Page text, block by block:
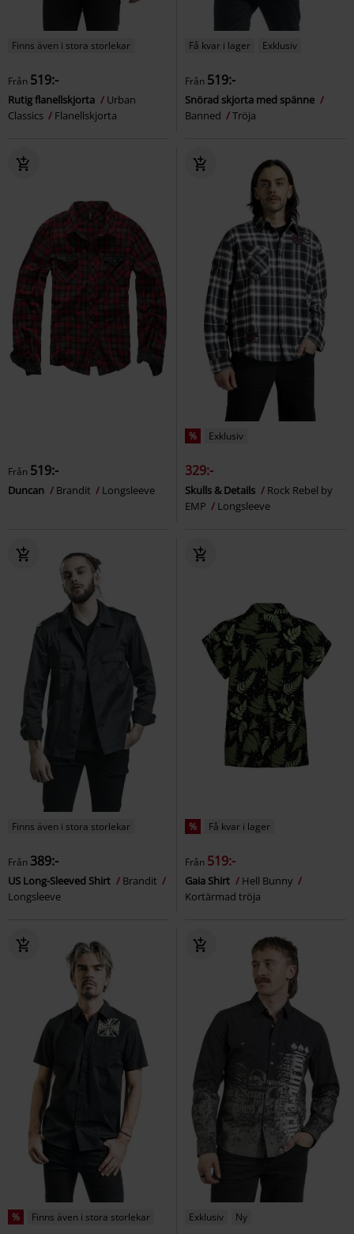
Finns även i stora storlekar
Från 519:-
Rutig flanellskjorta
Urban
Classics
Flanellskjorta
Få kvar i lager Exklusiv
Från 519:-
Snörad skjorta med spänne
Banned
Tröja
Från 519:-
Duncan Brandit Longsleeve
% Exklusiv
329:-
Skulls & Details
Rock Rebel by
EMP
Longsleeve
Finns även i stora storlekar
Från 389:-
US Long-Sleeved Shirt
Brandit
Longsleeve
% Få kvar i lager
Från 519:-
Gaia Shirt
Hell Bunny
Kortärmad tröja
% Finns även i stora storlekar Exklusiv Ny